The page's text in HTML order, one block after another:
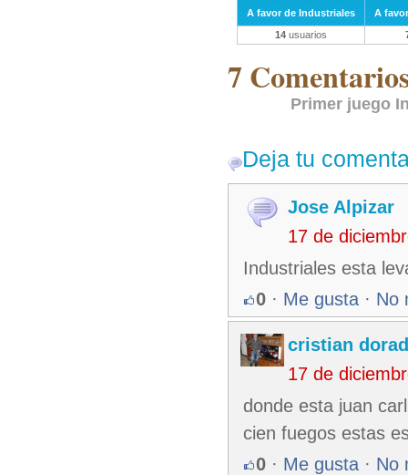
A favor de Industriales
A
14 usuarios
7
Primer juego
Deja tu
Jose Alpizar
17 de
Industriales esta
0 · Me gusta · No
cristian
17 de
donde esta juan
cien fuegos estas
0 · Me gusta · No